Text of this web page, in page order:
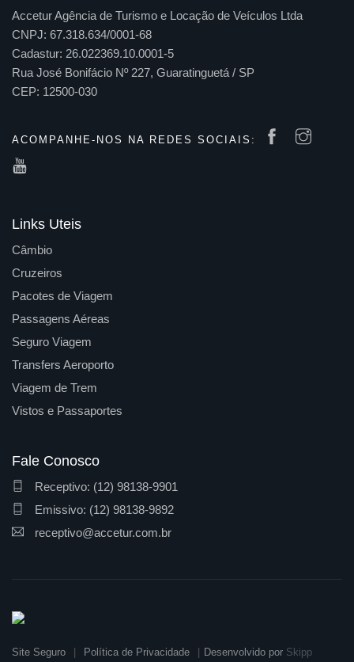
Accetur Agência de Turismo e Locação de Veículos Ltda
CNPJ: 67.318.634/0001-68
Cadastur: 26.022369.10.0001-5
Rua José Bonifácio Nº 227, Guaratinguetá / SP
CEP: 12500-030
ACOMPANHE-NOS NA REDES SOCIAIS:
Links Uteis
Câmbio
Cruzeiros
Pacotes de Viagem
Passagens Aéreas
Seguro Viagem
Transfers Aeroporto
Viagem de Trem
Vistos e Passaportes
Fale Conosco
Receptivo: (12) 98138-9901
Emissivo: (12) 98138-9892
receptivo@accetur.com.br
Site Seguro Política de Privacidade Desenvolvido por Skipp